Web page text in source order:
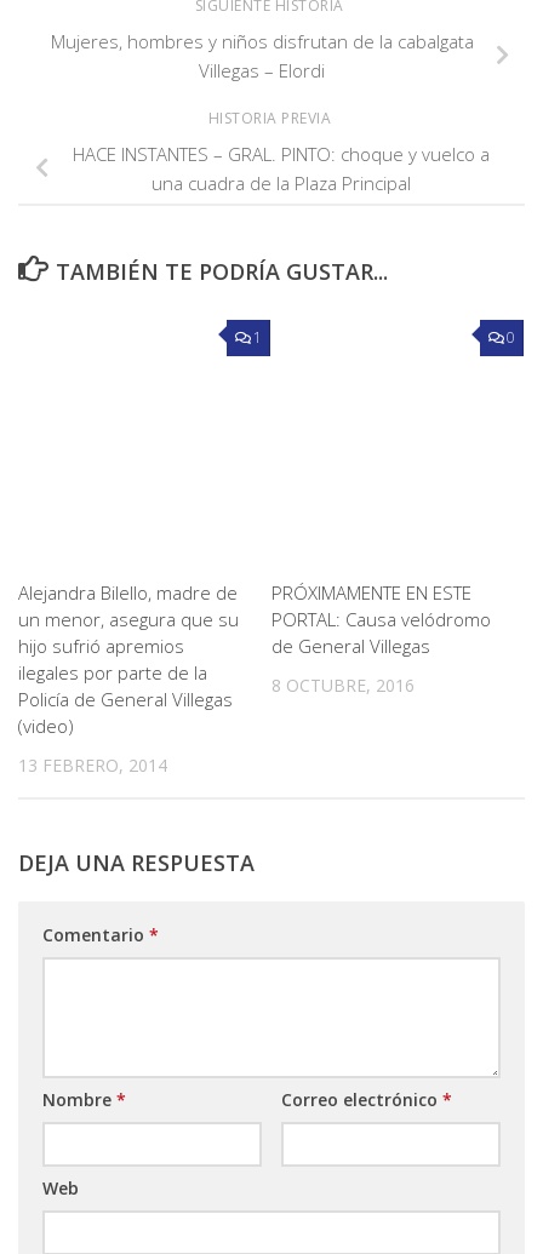
SIGUIENTE HISTORIA
Mujeres, hombres y niños disfrutan de la cabalgata
Villegas – Elordi
HISTORIA PREVIA
HACE INSTANTES – GRAL. PINTO: choque y vuelco a
una cuadra de la Plaza Principal
TAMBIÉN TE PODRÍA GUSTAR...
1
Alejandra Bilello, madre de
un menor, asegura que su
hijo sufrió apremios
ilegales por parte de la
Policía de General Villegas
(video)
13 FEBRERO, 2014
0
PRÓXIMAMENTE EN ESTE
PORTAL: Causa velódromo
de General Villegas
8 OCTUBRE, 2016
DEJA UNA RESPUESTA
Comentario *
Nombre * Correo electrónico *
Web